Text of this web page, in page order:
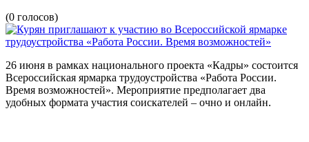
(0 голосов)
26 июня в рамках национального проекта «Кадры» состоится
Всероссийская ярмарка трудоустройства «Работа России.
Время возможностей». Мероприятие предполагает два
удобных формата участия соискателей – очно и онлайн.